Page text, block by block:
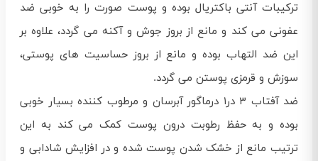
ترکیبات آنتی باکتریال بوده و پوست صورت را به خوبی ضد
عفونی می کند و مانع از بروز جوش و آکنه می گردد، علاوه بر
این ضد التهاب بوده و مانع از بروز حساسیت های پوستی،
سوزش و قرمزی پوستن می گردد.
ضد آفتاب ۳ در۱ درماگور آبرسان و مرطوب کننده بسیار خوبی
بوده و به حفظ رطوبت درون پوست کمک می کند به این
ترتیب مانع از خشک شدن پوست شده و در افزایش شادابی و